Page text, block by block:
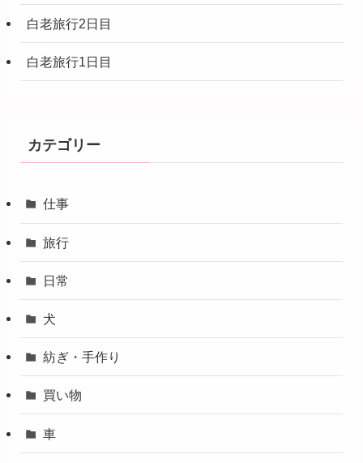
白老旅行2日目
白老旅行1日目
カテゴリー
仕事
旅行
日常
犬
紡ぎ・手作り
買い物
車